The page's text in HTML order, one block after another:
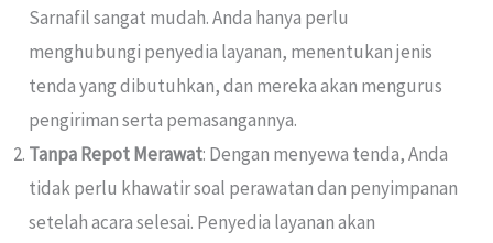
Sarnafil sangat mudah. Anda hanya perlu
menghubungi penyedia layanan, menentukan jenis
tenda yang dibutuhkan, dan mereka akan mengurus
pengiriman serta pemasangannya.
Tanpa Repot Merawat: Dengan menyewa tenda, Anda
tidak perlu khawatir soal perawatan dan penyimpanan
setelah acara selesai. Penyedia layanan akan